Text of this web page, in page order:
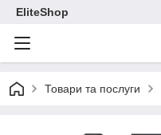
EliteShop
Товари та послуги